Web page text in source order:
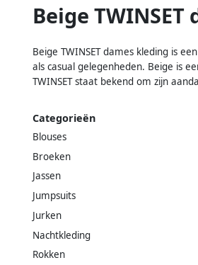
Beige
Beige TWINSET dames kleding is
als casual gelegenheden. Beige is
TWINSET staat bekend om zijn
Categorieën
Blouses
Broeken
Jassen
Jumpsuits
Jurken
Nachtkleding
Rokken